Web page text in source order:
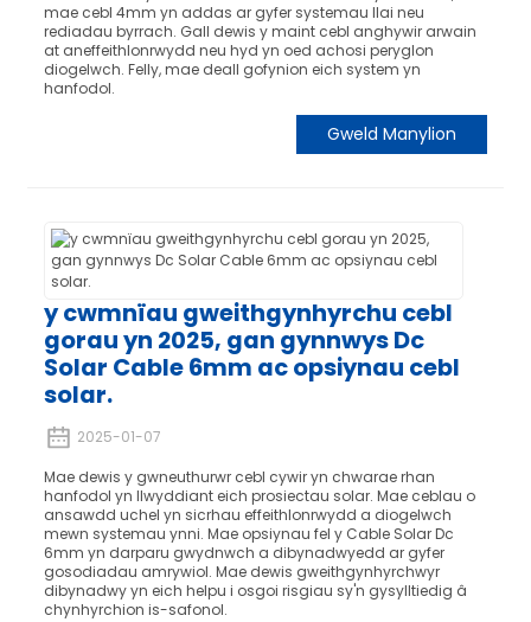
mae cebl 4mm yn addas ar gyfer systemau llai neu
rediadau byrrach. Gall dewis y maint cebl anghywir arwain
at aneffeithlonrwydd neu hyd yn oed achosi peryglon
diogelwch. Felly, mae deall gofynion eich system yn
hanfodol.
Gweld Manylion
y cwmnïau gweithgynhyrchu cebl
gorau yn 2025, gan gynnwys Dc
Solar Cable 6mm ac opsiynau cebl
solar.
2025-01-07
Mae dewis y gwneuthurwr cebl cywir yn chwarae rhan
hanfodol yn llwyddiant eich prosiectau solar. Mae ceblau o
ansawdd uchel yn sicrhau effeithlonrwydd a diogelwch
mewn systemau ynni. Mae opsiynau fel y Cable Solar Dc
6mm yn darparu gwydnwch a dibynadwyedd ar gyfer
gosodiadau amrywiol. Mae dewis gweithgynhyrchwyr
dibynadwy yn eich helpu i osgoi risgiau sy'n gysylltiedig â
chynhyrchion is-safonol.